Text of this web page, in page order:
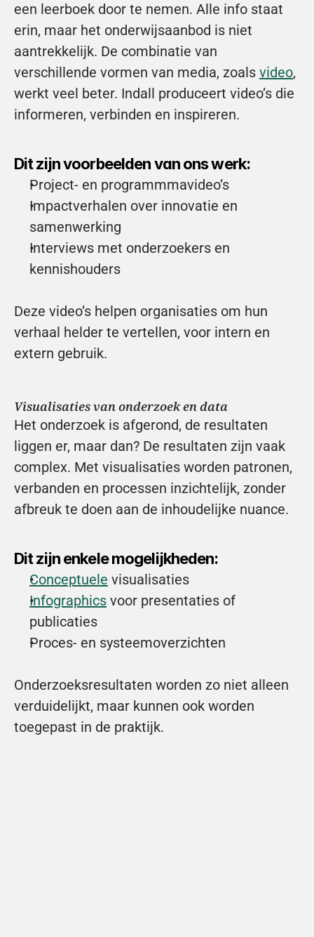
een leerboek door te nemen. Alle info staat
erin, maar het onderwijsaanbod is niet
aantrekkelijk. De combinatie van
verschillende vormen van media, zoals video,
werkt veel beter. Indall produceert video’s die
informeren, verbinden en inspireren.
Dit zijn voorbeelden van ons werk:
Project- en programmmavideo’s
Impactverhalen over innovatie en
samenwerking
Interviews met onderzoekers en
kennishouders
Deze video’s helpen organisaties om hun
verhaal helder te vertellen, voor intern en
extern gebruik.
Visualisaties van onderzoek en data
Het onderzoek is afgerond, de resultaten
liggen er, maar dan? De resultaten zijn vaak
complex. Met visualisaties worden patronen,
verbanden en processen inzichtelijk, zonder
afbreuk te doen aan de inhoudelijke nuance.
Dit zijn enkele mogelijkheden:
Conceptuele visualisaties
Infographics voor presentaties of
publicaties
Proces- en systeemoverzichten
Onderzoeksresultaten worden zo niet alleen
verduidelijkt, maar kunnen ook worden
toegepast in de praktijk.